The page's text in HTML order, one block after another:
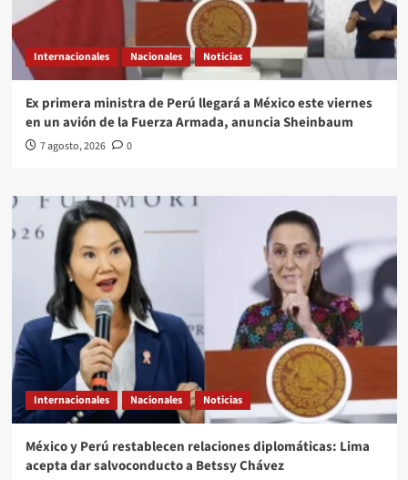
Internacionales Nacionales Noticias
Ex primera ministra de Perú llegará a México este viernes
en un avión de la Fuerza Armada, anuncia Sheinbaum
7 agosto, 2026 0
Internacionales Nacionales Noticias
México y Perú restablecen relaciones diplomáticas: Lima
acepta dar salvoconducto a Betssy Chávez